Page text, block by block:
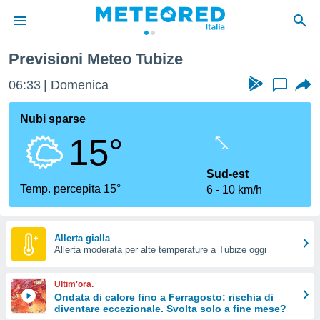
di
per
le
di
Web
le
Previsioni Meteo Tubize
06:33 Domenica ...
Nubi sparse
15°
Temp. percepita 15°
Sud-est
6
10 km/h
Allerta gialla
Allerta moderata per alte temperature a Tubize oggi
Ultim'ora.
Ondata di calore fino a Ferragosto: rischia di
diventare eccezionale. Svolta solo a fine mese?